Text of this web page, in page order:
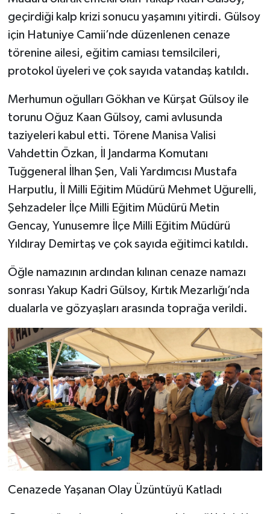
geçirdiği kalp krizi sonucu yaşamını yitirdi. Gülsoy
için Hatuniye Camii’nde düzenlenen cenaze
törenine ailesi, eğitim camiası temsilcileri,
protokol üyeleri ve çok sayıda vatandaş katıldı.
Merhumun oğulları Gökhan ve Kürşat Gülsoy ile
torunu Oğuz Kaan Gülsoy, cami avlusunda
taziyeleri kabul etti. Törene Manisa Valisi
Vahdettin Özkan, İl Jandarma Komutanı
Tuğgeneral İlhan Şen, Vali Yardımcısı Mustafa
Harputlu, İl Milli Eğitim Müdürü Mehmet Uğurelli,
Şehzadeler İlçe Milli Eğitim Müdürü Metin
Gencay, Yunusemre İlçe Milli Eğitim Müdürü
Yıldıray Demirtaş ve çok sayıda eğitimci katıldı.
Öğle namazının ardından kılınan cenaze namazı
sonrası Yakup Kadri Gülsoy, Kırtık Mezarlığı’nda
dualarla ve gözyaşları arasında toprağa verildi.
Cenazede Yaşanan Olay Üzüntüyü Katladı